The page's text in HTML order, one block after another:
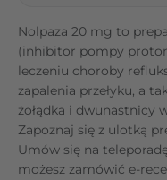
Nolpaza 20 mg to
(inhibitor pompy
leczeniu choroby
zapalenia przełyku, a
żołądka i dwunastnicy
Zapoznaj się z ulotką
Umów się na
możesz zamówić e-